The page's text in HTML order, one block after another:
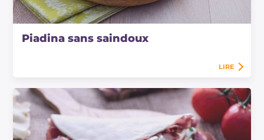
Piadina sans saindoux
LIRE